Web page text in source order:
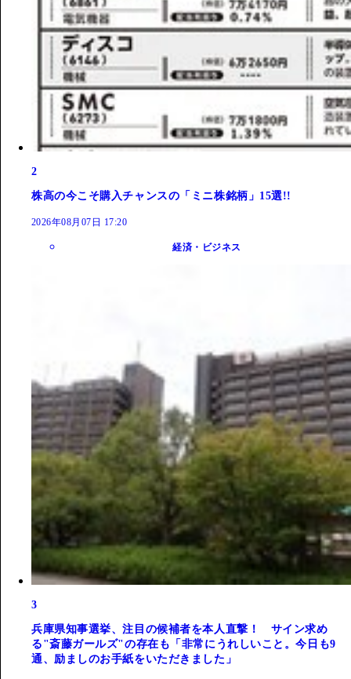
2
株高の今こそ購入チャンスの「ミニ株銘柄」15選!!
2026年08月07日 17:20
経済・ビジネス
3
兵庫県知事選挙、注目の候補者を本人直撃！ サイン求め
る"斎藤ガールズ"の存在も「非常にうれしいこと。今日も9
通、励ましのお手紙をいただきました」